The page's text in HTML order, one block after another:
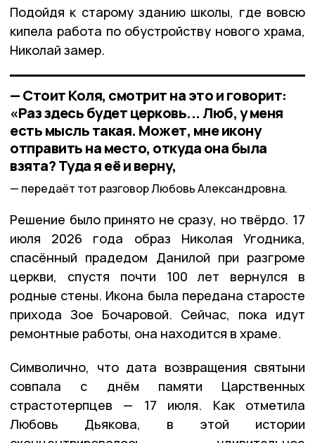
Подойдя к старому зданию школы, где вовсю
кипела работа по обустройству нового храма,
Николай замер.
— Стоит Коля, смотрит на это и говорит:
«Раз здесь будет церковь... Люб, у меня
есть мысль такая. Может, мне икону
отправить на место, откуда она была
взята? Туда я её и верну,
передаёт тот разговор Любовь Александровна.
Решение было принято не сразу, но твёрдо. 17
июля 2026 года образ Николая Угодника,
спасённый прадедом Данилой при разгроме
церкви, спустя почти 100 лет вернулся в
родные стены. Икона была передана старосте
прихода Зое Бочаровой. Сейчас, пока идут
ремонтные работы, она находится в храме.
Символично, что дата возвращения святыни
совпала с днём памяти Царственных
страстотерпцев — 17 июля. Как отметила
Любовь Дьякова, в этой истории